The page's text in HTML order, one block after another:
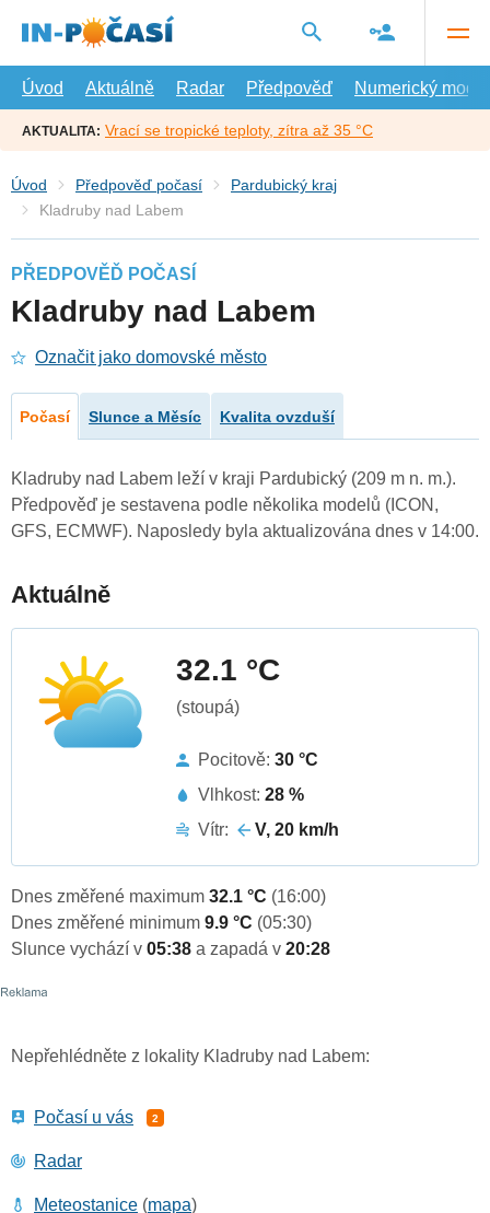
hlavní
Úvod
Aktuálně Radar Předpověď Numerický model
AKTUALITA: Vrací se tropické teploty, zítra až 35 °C
Úvod Předpověď počasí
Pardubický kraj
Kladruby nad Labem
PŘEDPOVĚĎ POČASÍ
Kladruby nad Labem
Označit jako domovské město
Počasí Slunce a Měsíc Kvalita ovzduší
Kladruby nad Labem leží v kraji Pardubický (209 m n. m.).
Předpověď je sestavena podle několika modelů (ICON,
GFS, ECMWF). Naposledy byla aktualizována dnes v 14:00.
Aktuálně
32.1 °C
(stoupá)
Pocitově: 30 °C
Vlhkost: 28 %
Vítr:
V, 20 km/h
Dnes změřené maximum 32.1 °C (16:00)
Dnes změřené minimum 9.9 °C (05:30)
Slunce vychází v 05:38 a zapadá v 20:28
Nepřehlédněte z lokality Kladruby nad Labem:
Počasí u vás 2
Radar
Meteostanice (mapa)